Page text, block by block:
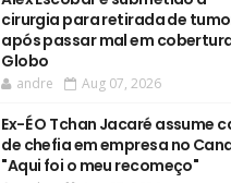
cirurgia para retirada de
após passar mal em
Globo
andre Aug 07, 2026
Ex-É O Tchan Jacaré assume
de chefia em empresa no
"Aqui foi o meu recomeço"